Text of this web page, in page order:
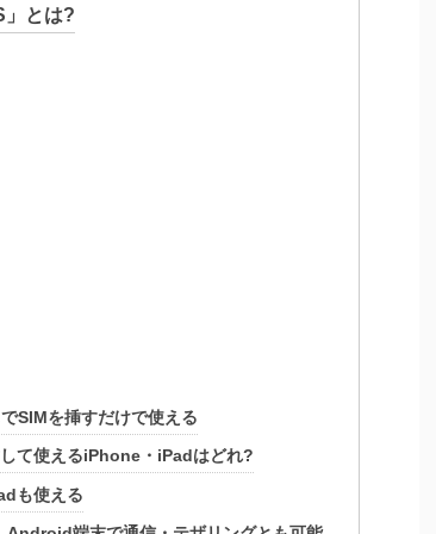
」とは?
SIMを挿すだけで使える
て使えるiPhone・iPadはどれ?
も使える